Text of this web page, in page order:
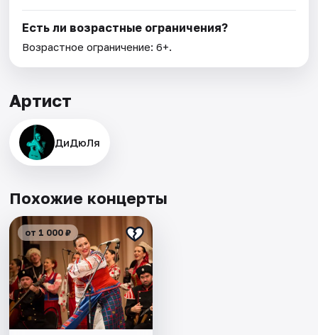
Есть ли возрастные ограничения?
Возрастное ограничение: 6+.
Артист
ДиДюЛя
Похожие концерты
от 1 000 ₽